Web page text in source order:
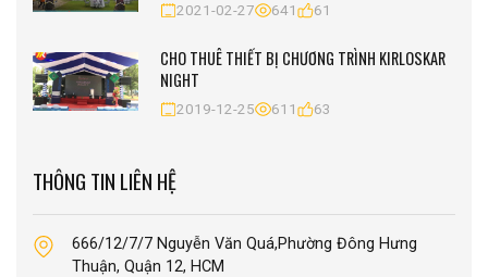
2021-02-27 641 61
CHO THUÊ THIẾT BỊ CHƯƠNG TRÌNH KIRLOSKAR
NIGHT
2019-12-25 611 63
THÔNG TIN LIÊN HỆ
666/12/7/7 Nguyễn Văn Quá,Phường Đông Hưng
Thuận, Quận 12, HCM